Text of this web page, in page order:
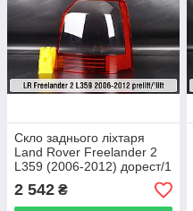
Скло заднього ліхтаря
Land Rover Freelander 2
L359 (2006-2012) дорест/1
рест праве
2 542 ₴